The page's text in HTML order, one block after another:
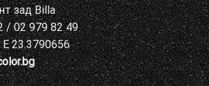
зад Billa
/ 02 979 82 49
23.3790656